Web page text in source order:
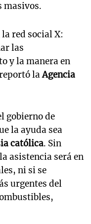
masivos.
red social X:
las
y la manera en
laAgencia
gobierno de
la ayuda sea
católica. Sin
asistencia será en
ni si se
urgentes del